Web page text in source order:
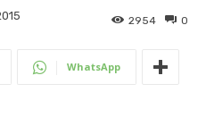
0
2954
WhatsApp